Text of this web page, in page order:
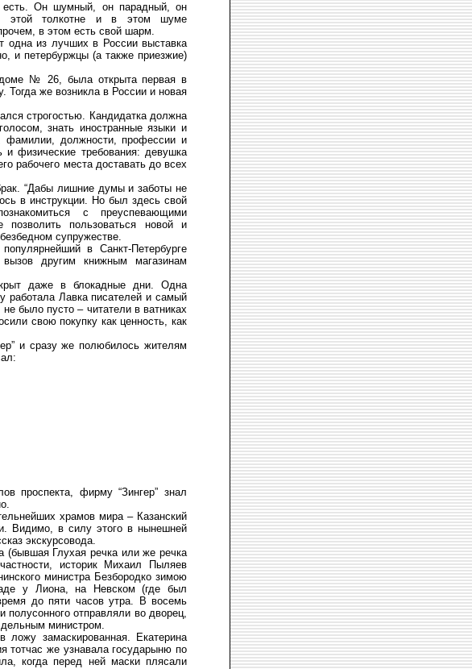
есть. Он шумный, он парадный, он
этой толкотне и в этом шуме
в этом есть свой шарм.
одна из лучших в России выставка
и петербуржцы (а также приезжие)
доме № 26, была открыта первая в
Тогда же возникла в России и новая
строгостью. Кандидатка должна
знать иностранные языки и
фамилии, должности, профессии и
физические требования: девушка
рабочего места доставать до всех
“Дабы лишние думы и заботы не
в инструкции. Но был здесь свой
с преуспевающими
пользоваться новой и
супружестве.
в Санкт-Петербурге
другим книжным магазинам
даже в блокадные дни. Одна
работала Лавка писателей и самый
было пусто – читатели в ватниках
свою покупку как ценность, как
и сразу же полюбилось жителям
проспекта, фирму “Зингер” знал
храмов мира – Казанский
Видимо, в силу этого в нынешней
экскурсовода.
(бывшая Глухая речка или же речка
историк Михаил Пыляев
министра Безбородко зимою
у Лиона, на Невском (где был
до пяти часов утра. В восемь
отправляли во дворец,
дельным министром.
замаскированная. Екатерина
тотчас же узнавала государыню по
когда перед ней маски плясали